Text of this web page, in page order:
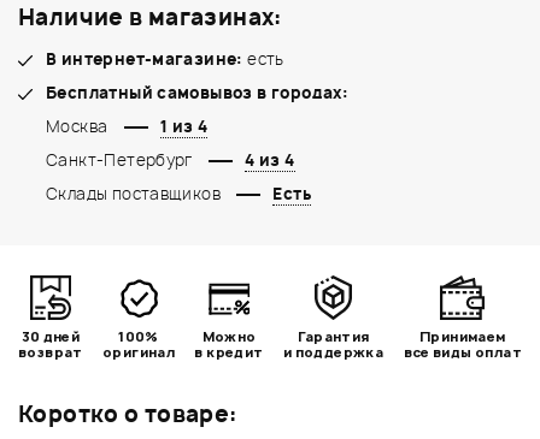
Коротко о товаре:
Наличие в магазинах:
В интернет-магазине: есть
Бесплатный самовывоз в городах:
Москва
1 из 4
Санкт-Петербург
4 из 4
Склады поставщиков
Есть
30 дней
возврат
100%
оригинал
Можно
в кредит
Гарантия
и поддержка
Принимаем
все виды оплат